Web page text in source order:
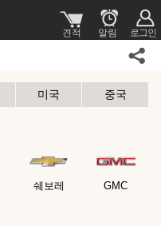
미국
중국
쉐보레 GMC